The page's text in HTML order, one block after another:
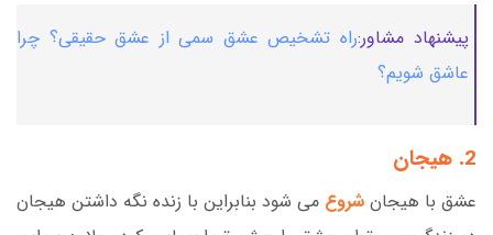
پیشنهاد مشاور:راه تشخیص عشق سمی از عشق حقیقی؟ چرا
عاشق شویم؟
2. هیجان
عشق با هیجان شروع می شود بنابراین با زنده نگه داشتن هیجان